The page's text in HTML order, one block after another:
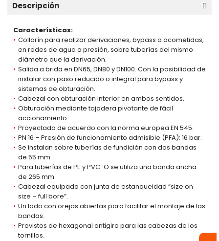
Descripción
Características:
Collarín para realizar derivaciones, bypass o acometidas,
en redes de agua a presión, sobre tuberías del mismo
diámetro que la derivación.
Salida a brida en DN65, DN80 y DN100. Con la posibilidad de
instalar con paso reducido o integral para bypass y
sistemas de obturación.
Cabezal con obturación interior en ambos sentidos.
Obturación mediante tajadera pivotante de fácil
accionamiento.
Proyectado de acuerdo con la norma europea EN 545.
PN 16 – Presión de funcionamiento admisible (PFA): 16 bar.
Se instalan sobre tuberías de fundición con dos bandas
de 55 mm.
Para tuberías de PE y PVC-O se utiliza una banda ancha
de 265 mm.
Cabezal equipado con junta de estanqueidad “size on
size – full bore”.
Un lado con orejas abiertas para facilitar el montaje de las
bandas.
Provistos de hexagonal antigiro para las cabezas de los
tornillos.